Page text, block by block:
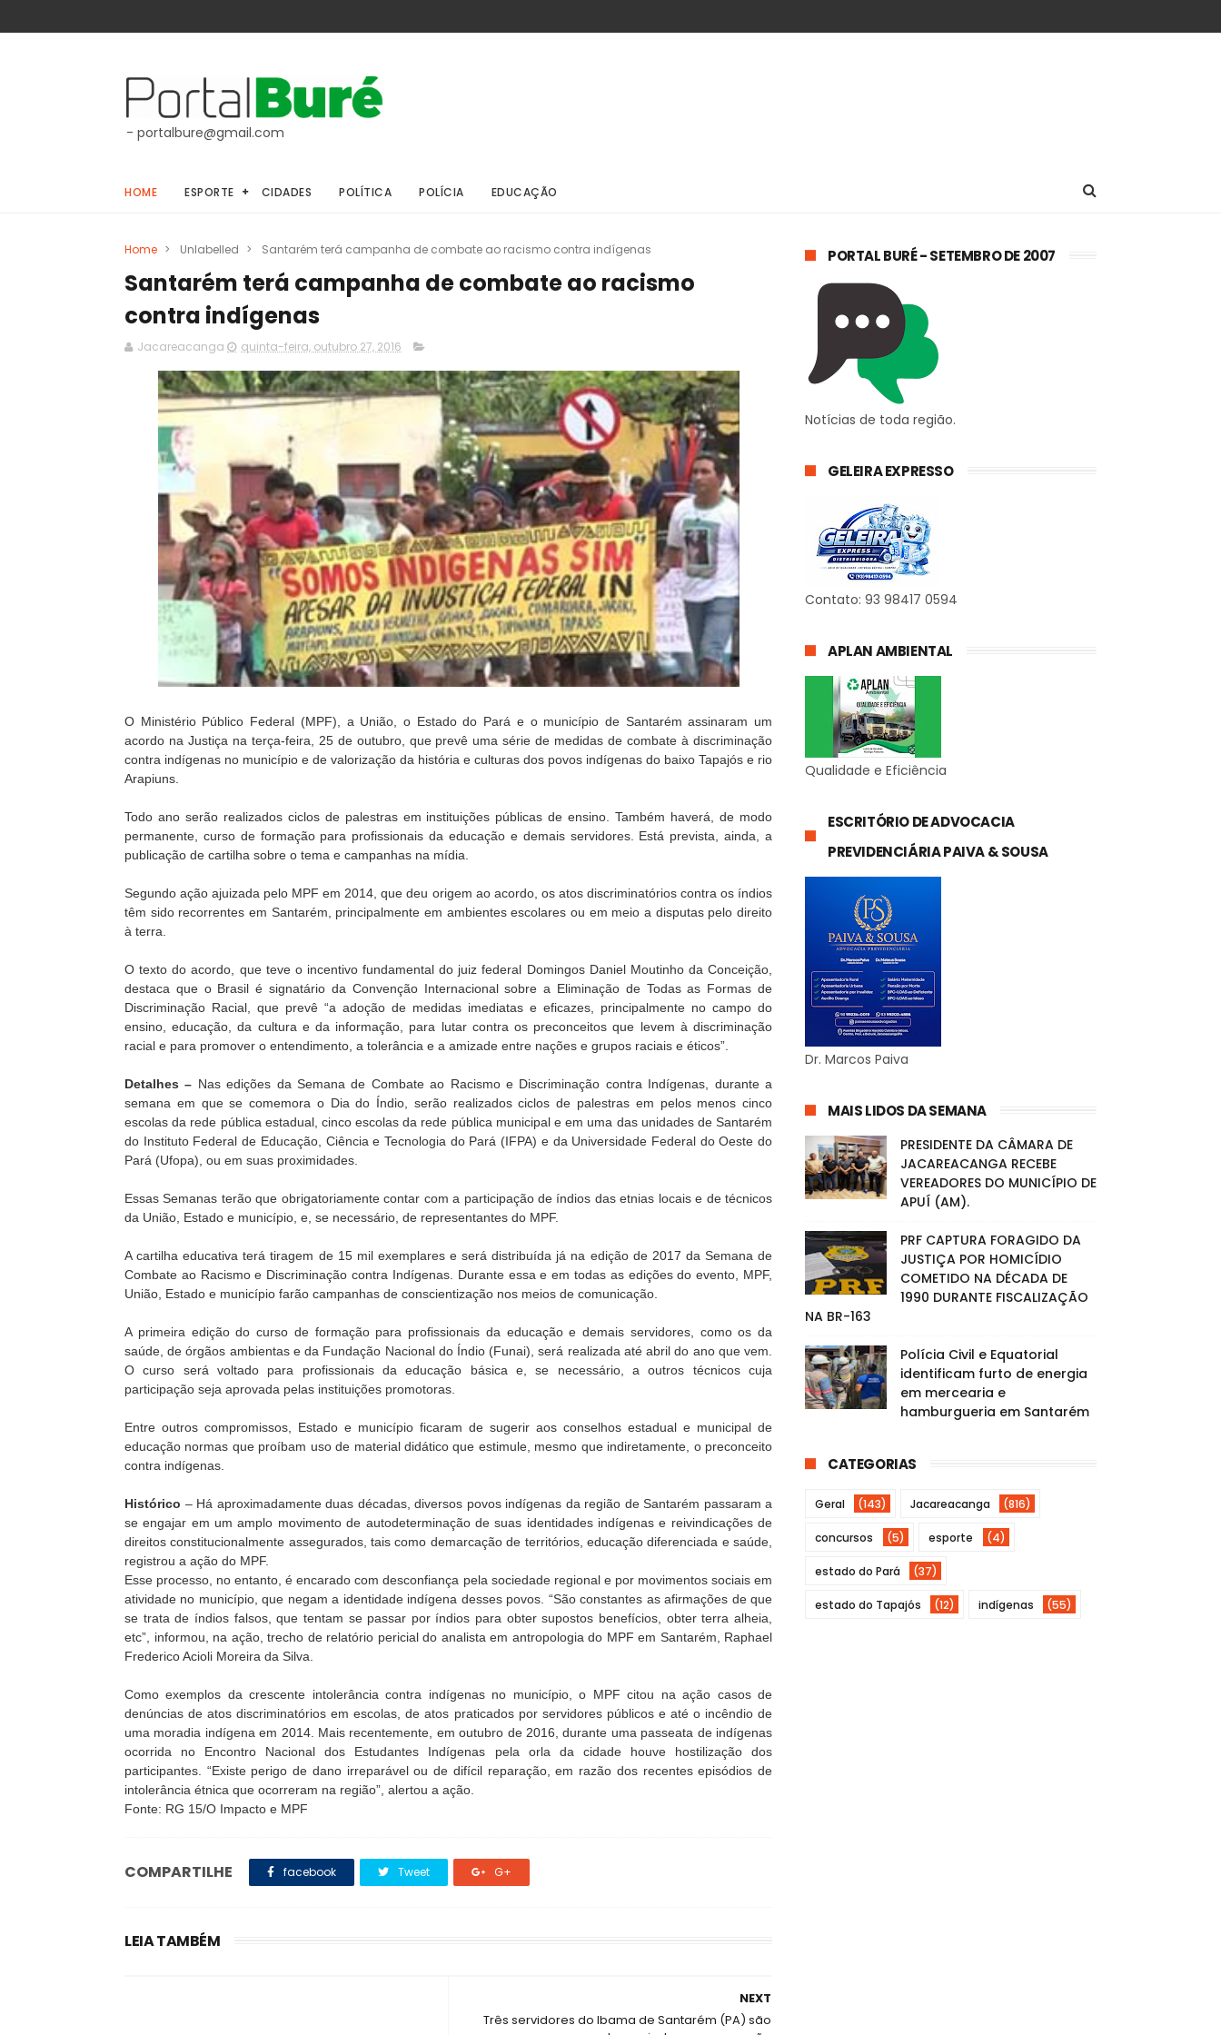
- portalbure@gmail.com
HOME ESPORTE CIDADES POLÍTICA POLÍCIA EDUCAÇÃO
Home > Unlabelled > Santarém terá campanha de combate ao racismo contra indígenas
Santarém terá campanha de combate ao racismo
contra indígenas
Jacareacanga quinta-feira, outubro 27, 2016
O Ministério Público Federal (MPF), a União, o Estado do Pará e o município de Santarém assinaram um
acordo na Justiça na terça-feira, 25 de outubro, que prevê uma série de medidas de combate à discriminação
contra indígenas no município e de valorização da história e culturas dos povos indígenas do baixo Tapajós e rio
Arapiuns.
Todo ano serão realizados ciclos de palestras em instituições públicas de ensino. Também haverá, de modo
permanente, curso de formação para profissionais da educação e demais servidores. Está prevista, ainda, a
publicação de cartilha sobre o tema e campanhas na mídia.
Segundo ação ajuizada pelo MPF em 2014, que deu origem ao acordo, os atos discriminatórios contra os índios
têm sido recorrentes em Santarém, principalmente em ambientes escolares ou em meio a disputas pelo direito
à terra.
O texto do acordo, que teve o incentivo fundamental do juiz federal Domingos Daniel Moutinho da Conceição,
destaca que o Brasil é signatário da Convenção Internacional sobre a Eliminação de Todas as Formas de
Discriminação Racial, que prevê “a adoção de medidas imediatas e eficazes, principalmente no campo do
ensino, educação, da cultura e da informação, para lutar contra os preconceitos que levem à discriminação
racial e para promover o entendimento, a tolerância e a amizade entre nações e grupos raciais e éticos”.
Detalhes – Nas edições da Semana de Combate ao Racismo e Discriminação contra Indígenas, durante a
semana em que se comemora o Dia do Índio, serão realizados ciclos de palestras em pelos menos cinco
escolas da rede pública estadual, cinco escolas da rede pública municipal e em uma das unidades de Santarém
do Instituto Federal de Educação, Ciência e Tecnologia do Pará (IFPA) e da Universidade Federal do Oeste do
Pará (Ufopa), ou em suas proximidades.
Essas Semanas terão que obrigatoriamente contar com a participação de índios das etnias locais e de técnicos
da União, Estado e município, e, se necessário, de representantes do MPF.
A cartilha educativa terá tiragem de 15 mil exemplares e será distribuída já na edição de 2017 da Semana de
Combate ao Racismo e Discriminação contra Indígenas. Durante essa e em todas as edições do evento, MPF,
União, Estado e município farão campanhas de conscientização nos meios de comunicação.
A primeira edição do curso de formação para profissionais da educação e demais servidores, como os da
saúde, de órgãos ambientas e da Fundação Nacional do Índio (Funai), será realizada até abril do ano que vem.
O curso será voltado para profissionais da educação básica e, se necessário, a outros técnicos cuja
participação seja aprovada pelas instituições promotoras.
Entre outros compromissos, Estado e município ficaram de sugerir aos conselhos estadual e municipal de
educação normas que proíbam uso de material didático que estimule, mesmo que indiretamente, o preconceito
contra indígenas.
Histórico – Há aproximadamente duas décadas, diversos povos indígenas da região de Santarém passaram a
se engajar em um amplo movimento de autodeterminação de suas identidades indígenas e reivindicações de
direitos constitucionalmente assegurados, tais como demarcação de territórios, educação diferenciada e saúde,
registrou a ação do MPF.
Esse processo, no entanto, é encarado com desconfiança pela sociedade regional e por movimentos sociais em
atividade no município, que negam a identidade indígena desses povos. “São constantes as afirmações de que
se trata de índios falsos, que tentam se passar por índios para obter supostos benefícios, obter terra alheia,
etc”, informou, na ação, trecho de relatório pericial do analista em antropologia do MPF em Santarém, Raphael
Frederico Acioli Moreira da Silva.
Como exemplos da crescente intolerância contra indígenas no município, o MPF citou na ação casos de
denúncias de atos discriminatórios em escolas, de atos praticados por servidores públicos e até o incêndio de
uma moradia indígena em 2014. Mais recentemente, em outubro de 2016, durante uma passeata de indígenas
ocorrida no Encontro Nacional dos Estudantes Indígenas pela orla da cidade houve hostilização dos
participantes. “Existe perigo de dano irreparável ou de difícil reparação, em razão dos recentes episódios de
intolerância étnica que ocorreram na região”, alertou a ação.
Fonte: RG 15/O Impacto e MPF
COMPARTILHE facebook Tweet G+
LEIA TAMBÉM
NEXT
Três servidores do Ibama de Santarém (PA) são
PORTAL BURÉ - SETEMBRO DE 2007
Notícias de toda região.
GELEIRA EXPRESSO
Contato: 93 98417 0594
APLAN AMBIENTAL
Qualidade e Eficiência
ESCRITÓRIO DE ADVOCACIA
PREVIDENCIÁRIA PAIVA & SOUSA
Dr. Marcos Paiva
MAIS LIDOS DA SEMANA
PRESIDENTE DA CÂMARA DE
JACAREACANGA RECEBE
VEREADORES DO MUNICÍPIO DE
APUÍ (AM).
PRF CAPTURA FORAGIDO DA
JUSTIÇA POR HOMICÍDIO
COMETIDO NA DÉCADA DE
1990 DURANTE FISCALIZAÇÃO
NA BR-163
Polícia Civil e Equatorial
identificam furto de energia
em mercearia e
hamburgueria em Santarém
CATEGORIAS
Geral (143) Jacareacanga (816)
concursos (5) esporte (4)
estado do Pará (37)
estado do Tapajós (12) indígenas (55)